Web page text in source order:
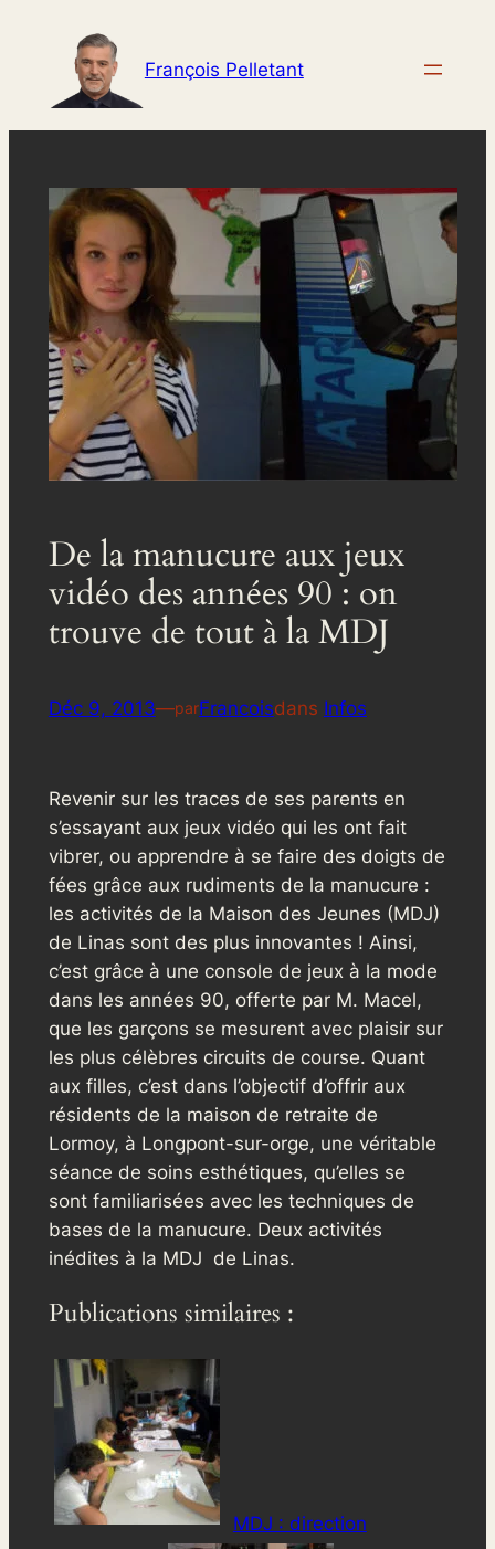
contenu
François Pelletant
De la manucure aux jeux
vidéo des années 90 : on
trouve de tout à la MDJ
Déc 9, 2013—parFrancoisdans Infos
Revenir sur les traces de ses parents en
s’essayant aux jeux vidéo qui les ont fait
vibrer, ou apprendre à se faire des doigts de
fées grâce aux rudiments de la manucure :
les activités de la Maison des Jeunes (MDJ)
de Linas sont des plus innovantes ! Ainsi,
c’est grâce à une console de jeux à la mode
dans les années 90, offerte par M. Macel,
que les garçons se mesurent avec plaisir sur
les plus célèbres circuits de course. Quant
aux filles, c’est dans l’objectif d’offrir aux
résidents de la maison de retraite de
Lormoy, à Longpont-sur-orge, une véritable
séance de soins esthétiques, qu’elles se
sont familiarisées avec les techniques de
bases de la manucure. Deux activités
inédites à la MDJ de Linas.
Publications similaires :
MDJ : direction